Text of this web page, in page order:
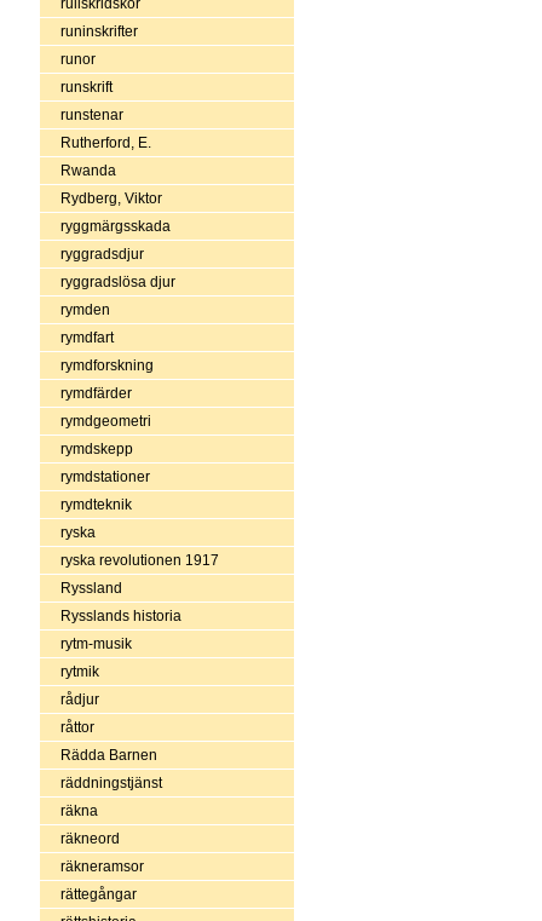
rullskridskor
runinskrifter
runor
runskrift
runstenar
Rutherford, E.
Rwanda
Rydberg, Viktor
ryggmärgsskada
ryggradsdjur
ryggradslösa djur
rymden
rymdfart
rymdforskning
rymdfärder
rymdgeometri
rymdskepp
rymdstationer
rymdteknik
ryska
ryska revolutionen 1917
Ryssland
Rysslands historia
rytm-musik
rytmik
rådjur
råttor
Rädda Barnen
räddningstjänst
räkna
räkneord
räkneramsor
rättegångar